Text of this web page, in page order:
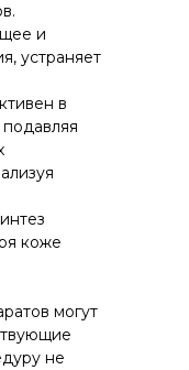
и
устраняет
в
коже
могут
не